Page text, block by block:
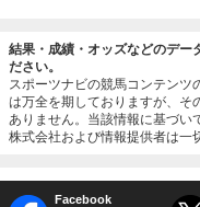
結果・成績・オッズなどのデー
ださい。
スポーツナビの競馬コンテンツ
は万全を期しておりますが、そ
ありません。当該情報に基づい
株式会社および情報提供者は一
Facebook